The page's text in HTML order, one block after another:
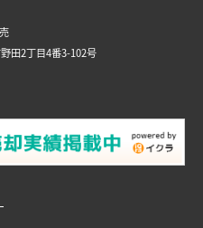
田2丁目4番3-102号